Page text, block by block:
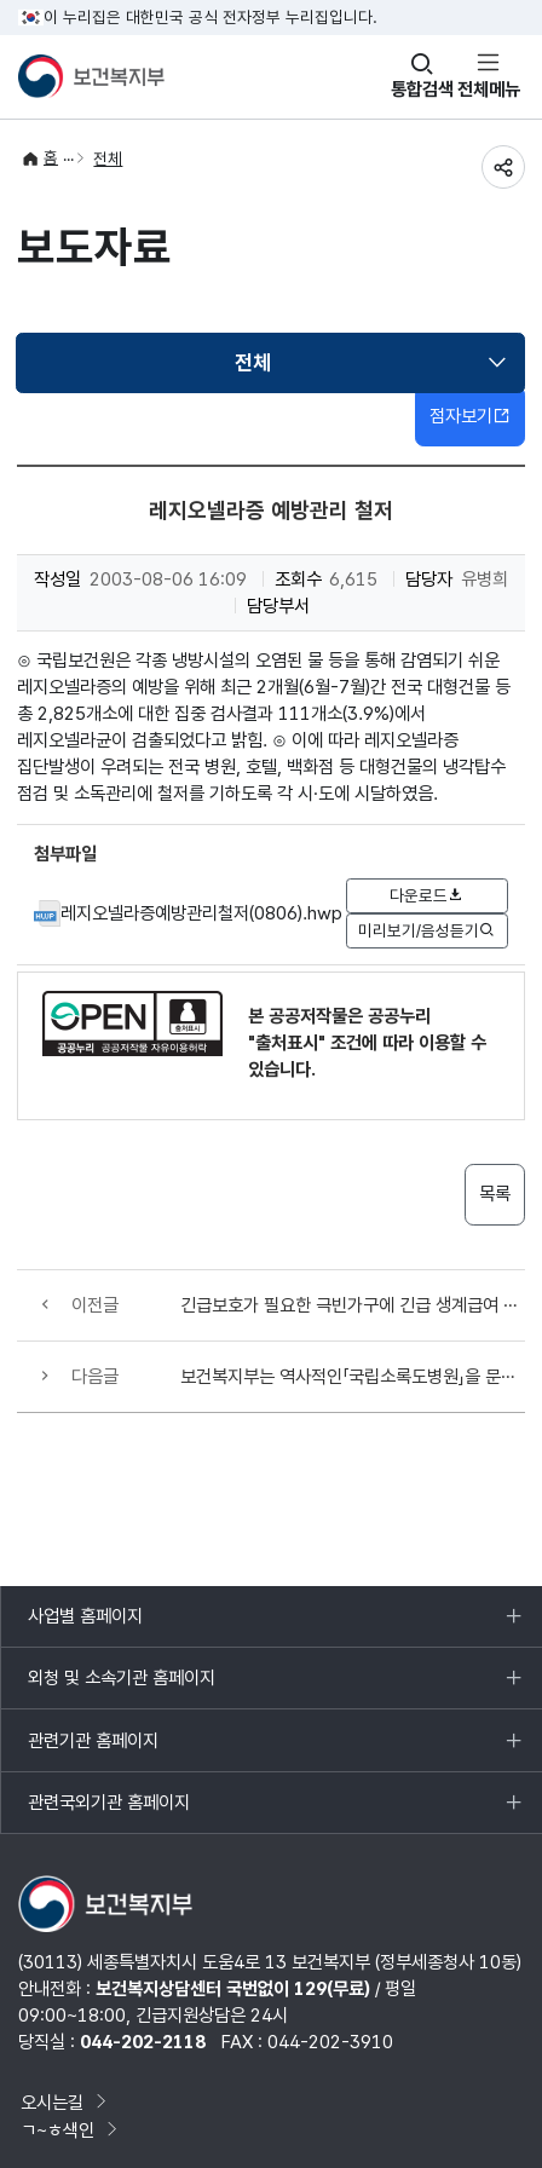
이 누리집은 대한민국 공식 전자정부 누리집입니다.
통합검색
창
열기 전체메뉴
홈 전체
보도자료
전체선택됨
점자보기
레지오넬라증 예방관리 철저
작성일 2003-08-06 16:09 조회수 6,615 담당자 유병희
담당부서
⊙ 국립보건원은 각종 냉방시설의 오염된 물 등을 통해 감염되기 쉬운
레지오넬라증의 예방을 위해 최근 2개월(6월-7월)간 전국 대형건물 등
총 2,825개소에 대한 집중 검사결과 111개소(3.9%)에서
레지오넬라균이 검출되었다고 밝힘. ⊙ 이에 따라 레지오넬라증
집단발생이 우려되는 전국 병원, 호텔, 백화점 등 대형건물의 냉각탑수
점검 및 소독관리에 철저를 기하도록 각 시·도에 시달하였음.
첨부파일
레지오넬라증예방관리철저(0806).hwp
다운로드
미리보기/음성듣기
본 공공저작물은 공공누리
"출처표시" 조건에 따라 이용할 수
있습니다.
목록
이전글 긴급보호가 필요한 극빈가구에 긴급 생계급여 및 건강보험 지원대책 실시키로
다음글 보건복지부는 역사적인「국립소록도병원」을 문화재로 지정·보존키로...
사업별 홈페이지
목록
열기
외청 및 소속기관 홈페이지
목록
열기
관련기관 홈페이지
목록
열기
관련국외기관 홈페이지
목록
열기
(30113) 세종특별자치시 도움4로 13 보건복지부 (정부세종청사 10동)
안내전화 : 보건복지상담센터 국번없이 129(무료)/ 평일
09:00~18:00, 긴급지원상담은 24시
당직실 : 044-202-2118 FAX : 044-202-3910
오시는길
ㄱ~ㅎ색인